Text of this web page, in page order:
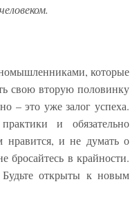
которые
свою вторую половинку
– это уже залог успеха.
и обязательно
нравится, и не думать о
бросайтесь в крайности.
открыты к новым